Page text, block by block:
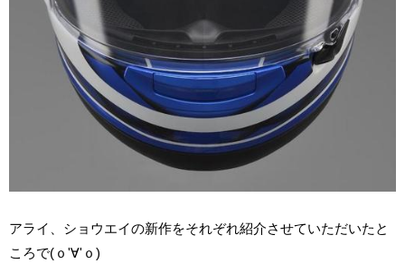
アライ、ショウエイの新作をそれぞれ紹介させていただいたと
ころで(ｏ'∀'ｏ)